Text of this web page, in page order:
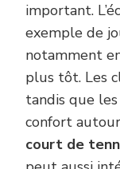
important.
exemple de
notamment
plus tôt. Les
tandis que
confort
court de